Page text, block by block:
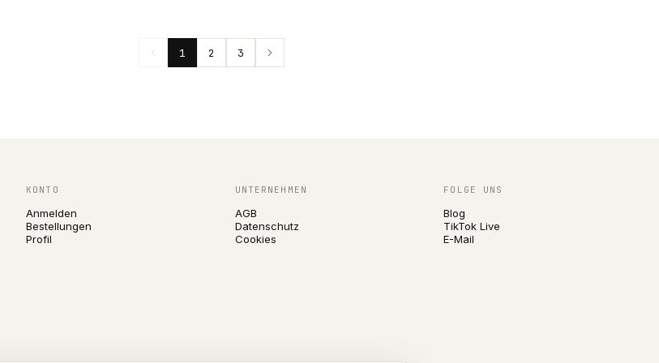
1 2 3
KONTO
Anmelden
Bestellungen
Profil
UNTERNEHMEN
AGB
Datenschutz
Cookies
FOLGE UNS
Blog
TikTok Live
E-Mail